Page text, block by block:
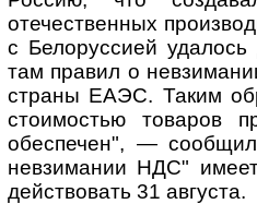
отечественных
с Белоруссией
там правил о
страны ЕАЭС. Таким
стоимостью товаров
обеспечен", —
невзимании НДС"
действовать 31 августа.